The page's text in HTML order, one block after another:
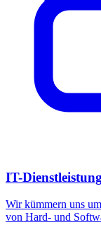
IT-
Wir kümmern uns
von Hard- und